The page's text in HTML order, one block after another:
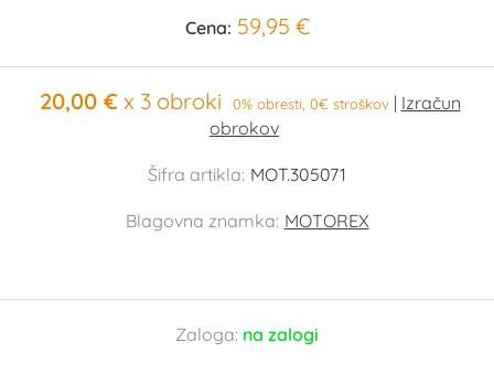
Cena: 59,95 €
20,00 €x 3 obroki 0% obresti, 0€ stroškov
Šifra artikla: MOT.305071
Blagovna znamka: MOTOREX
Zaloga: na zalogi